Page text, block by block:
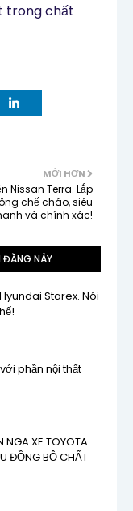
trong chất
MỚI HƠN
Nissan Terra. Lắp
chế cháo, siêu
và chính xác!
ĐĂNG NÀY
Starex. Nói
phần nội thất
NGA XE TOYOTA
ĐỒNG BỘ CHẤT